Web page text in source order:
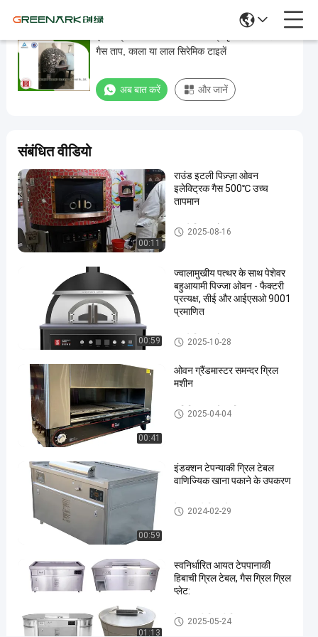
इटली
प्रकार
नेपोली
प्राकृतिक
लावा
रॉक
गैस
ताप,
काला
सिरेमिक
इटली
पिज्जा
ओवन
04-21
विचार
साझा करना
#
इतालवी
पिज्जा
#
नेपल्स
पिज्जा
ओवन
पिज्जा
ओवन
ली
गैस ताप, काला या लाल सिरेमिक टाइलें
अब बात करें और जानें
संबंधित वीडियो
00:11
राउंड इटली पिज़्ज़ा ओवन
इलेक्ट्रिक गैस 500℃ उच्च
तापमान
इटली पिज्जा ओवन
2025-08-16
00:59
ज्वालामुखीय पत्थर के साथ पेशेवर
बहुआयामी पिज्जा ओवन - फैक्टरी
प्रत्यक्ष, सीई और आईएसओ 9001
प्रमाणित
इटली पिज्जा ओवन
2025-10-28
00:41
ओवन ग्रैंडमास्टर समन्दर ग्रिल
मशीन
वाणिज्यिक बारबेक्यू ग्रिल
2025-04-04
00:59
इंडक्शन टेपन्याकी ग्रिल टेबल
वाणिज्यिक खाना पकाने के उपकरण
टेपपानाकी ग्रिल टेबल
2024-02-29
01:13
स्वनिर्धारित आयत टेपपानाकी
हिबाची ग्रिल टेबल, गैस ग्रिल ग्रिल
प्लेट:
टेपपानाकी हिबाची ग्रिल
2025-05-24